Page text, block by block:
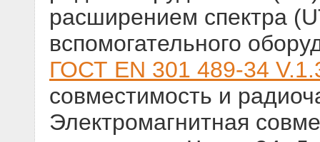
расширением спектра
вспомогательного
ГОСТ EN 301 489-34
совместимость и
Электромагнитная